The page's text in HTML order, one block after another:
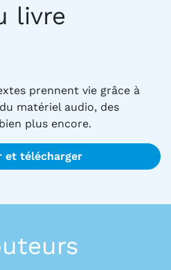
livre
prennent vie grâce à
matériel audio, des
plus encore.
et télécharger